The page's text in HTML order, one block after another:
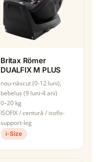
Britax Römer
DUALFIX M PLUS
nou-născut (0-12 luni),
bebeluș (9 luni-4 ani)
0–20 kg
ISOFIX / centură / isofix-
support-leg
i-Size